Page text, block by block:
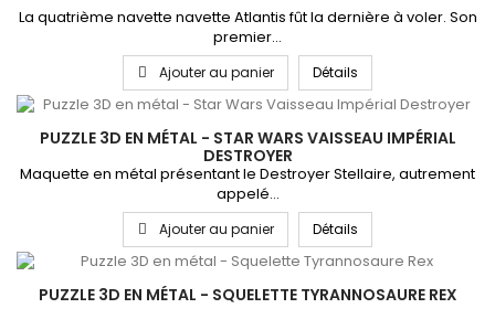
La quatrième navette navette Atlantis fût la dernière à voler. Son
premier...
Ajouter au panier Détails
PUZZLE 3D EN MÉTAL - STAR WARS VAISSEAU IMPÉRIAL
DESTROYER
Maquette en métal présentant le Destroyer Stellaire, autrement
appelé...
Ajouter au panier Détails
PUZZLE 3D EN MÉTAL - SQUELETTE TYRANNOSAURE REX